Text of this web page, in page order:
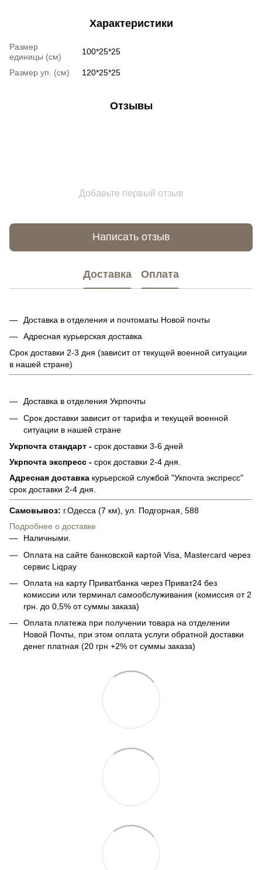
Характеристики
Размер
единицы (см)
100*25*25
Размер уп. (см) 120*25*25
Отзывы
Добавьте первый отзыв
Написать отзыв
Доставка Оплата
Доставка в отделения и почтоматы Новой почты
Адресная курьерская доставка
Срок доставки 2-3 дня (зависит от текущей военной ситуации
в нашей стране)
Доставка в отделения Укрпочты
Срок доставки зависит от тарифа и текущей военной
ситуации в нашей стране
Укрпочта стандарт - срок доставки 3-6 дней
Укрпочта экспресс - срок доставки 2-4 дня.
Адресная доставка курьерской службой "Укпочта экспресс"
срок доставки 2-4 дня.
Самовывоз: г.Одесса (7 км), ул. Подгорная, 588
Подробнее о доставке
Наличными.
Оплата на сайте банковской картой Visa, Mastercard через
сервис Liqpay
Оплата на карту Приватбанка через Приват24 без
комиссии или терминал самообслуживания (комиссия от 2
грн. до 0,5% от суммы заказа)
Оплата платежа при получении товара на отделении
Новой Почты, при этом оплата услуги обратной доставки
денег платная (20 грн +2% от суммы заказа)